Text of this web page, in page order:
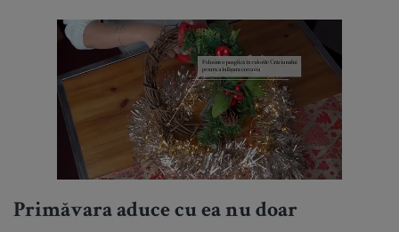
Primăvara aduce cu ea nu doar